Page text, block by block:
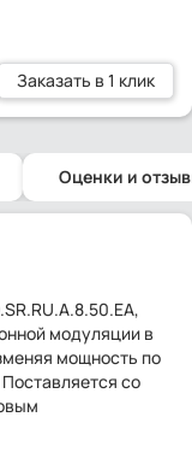
Заказать в 1 клик
Оценки и
модуляции в
мощность по
со